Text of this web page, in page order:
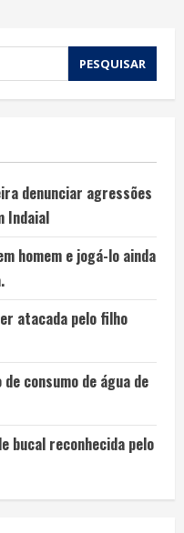
denunciar agressões
Indaial
homem e jogá-lo ainda
atacada pelo filho
consumo de água de
bucal reconhecida pelo